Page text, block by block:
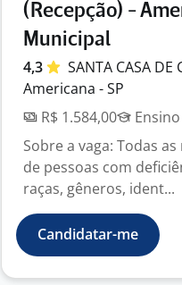
(Recepção) -
Municipal
4,3 SANTA CASA DE
Americana - SP
R$ 1.584,00
Sobre a vaga: Todas
de pessoas com
raças, gêneros, ident...
Candidatar-me